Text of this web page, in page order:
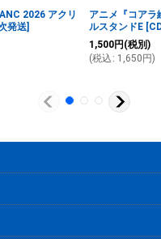
2026 アクリ
発送]
アニメ『コアラ
ルスタンドE [
1,500円 (税別)
(税込 : 1,650 円)